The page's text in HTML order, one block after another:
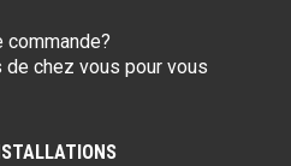
commande?
de chez vous pour vous